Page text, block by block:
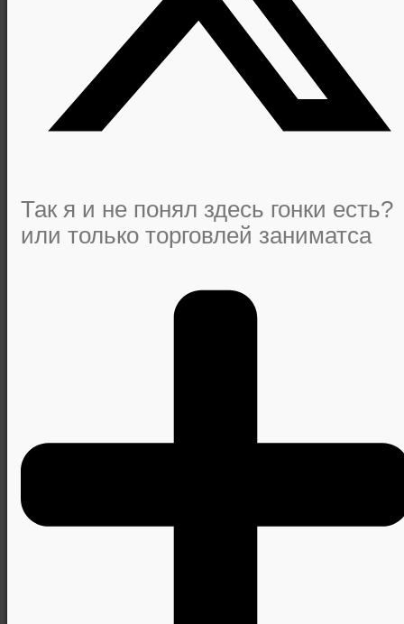
Так я и не понял здесь гонки есть?
или только торговлей заниматса